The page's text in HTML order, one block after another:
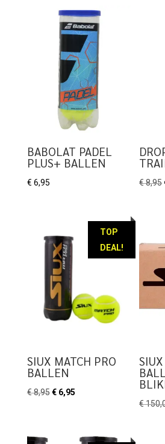
BABOLAT PADEL
PLUS+ BALLEN
€ 6,95 €8,95
TOP
DEAL!
SIUX MATCH PRO
BALLEN
€8,95 Oorspronkelijke
€6,95Huidige
€ 6,95.
€